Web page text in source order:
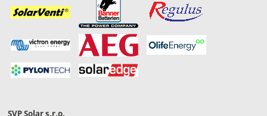
SVP Solar s.r.o.